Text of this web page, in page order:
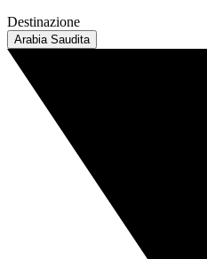
Destinazione
Arabia Saudita